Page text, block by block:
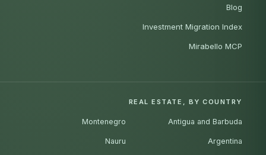
Blog
Investment Migration Index
Mirabello MCP
REAL ESTATE, BY COUNTRY
Antigua and Barbuda
Argentina
Montenegro
Nauru